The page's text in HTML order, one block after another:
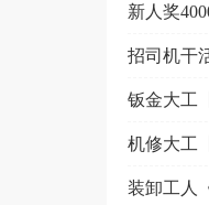
招司机干
钣金大工
机修大工